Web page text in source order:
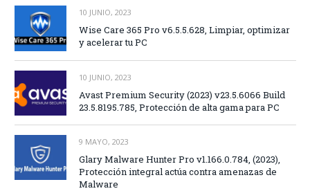
10 JUNIO, 2023
Wise Care 365 Pro v6.5.5.628, Limpiar, optimizar
y acelerar tu PC
10 JUNIO, 2023
Avast Premium Security (2023) v23.5.6066 Build
23.5.8195.785, Protección de alta gama para PC
9 MAYO, 2023
Glary Malware Hunter Pro v1.166.0.784, (2023),
Protección integral actúa contra amenazas de
Malware